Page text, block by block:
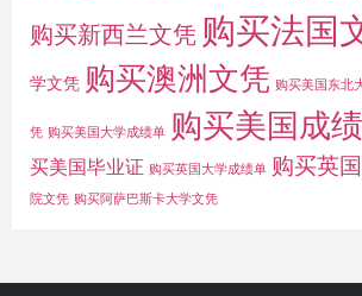
购买新西兰文凭 购买法国
学文凭 购买澳洲文凭 购买美国东北
凭 购买美国大学成绩单 购买美国成
买美国毕业证 购买英国大学成绩单 购买英
院文凭 购买阿萨巴斯卡大学文凭